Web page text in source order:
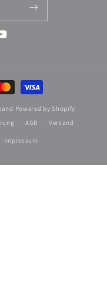
Powered by Shopify
AGB Versand
Impressum